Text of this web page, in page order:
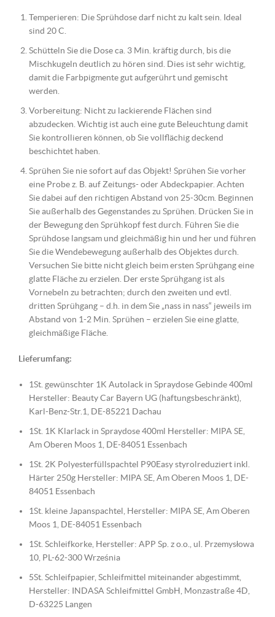
Temperieren: Die Sprühdose darf nicht zu kalt sein. Ideal
sind 20 C.
Schütteln Sie die Dose ca. 3 Min. kräftig durch, bis die
Mischkugeln deutlich zu hören sind. Dies ist sehr wichtig,
damit die Farbpigmente gut aufgerührt und gemischt
werden.
Vorbereitung: Nicht zu lackierende Flächen sind
abzudecken. Wichtig ist auch eine gute Beleuchtung damit
Sie kontrollieren können, ob Sie vollflächig deckend
beschichtet haben.
Sprühen Sie nie sofort auf das Objekt! Sprühen Sie vorher
eine Probe z. B. auf Zeitungs- oder Abdeckpapier. Achten
Sie dabei auf den richtigen Abstand von 25-30cm. Beginnen
Sie außerhalb des Gegenstandes zu Sprühen. Drücken Sie in
der Bewegung den Sprühkopf fest durch. Führen Sie die
Sprühdose langsam und gleichmäßig hin und her und führen
Sie die Wendebewegung außerhalb des Objektes durch.
Versuchen Sie bitte nicht gleich beim ersten Sprühgang eine
glatte Fläche zu erzielen. Der erste Sprühgang ist als
Vornebeln zu betrachten; durch den zweiten und evtl.
dritten Sprühgang – d.h. in dem Sie „nass in nass“ jeweils im
Abstand von 1-2 Min. Sprühen – erzielen Sie eine glatte,
gleichmäßige Fläche.
Lieferumfang:
1St. gewünschter 1K Autolack in Spraydose Gebinde 400ml
Hersteller: Beauty Car Bayern UG (haftungsbeschränkt),
Karl-Benz-Str.1, DE-85221 Dachau
1St. 1K Klarlack in Spraydose 400ml Hersteller: MIPA SE,
Am Oberen Moos 1, DE-84051 Essenbach
1St. 2K Polyesterfüllspachtel P90Easy styrolreduziert inkl.
Härter 250g Hersteller: MIPA SE, Am Oberen Moos 1, DE-
84051 Essenbach
1St. kleine Japanspachtel, Hersteller: MIPA SE, Am Oberen
Moos 1, DE-84051 Essenbach
1St. Schleifkorke, Hersteller: APP Sp. z o.o., ul. Przemysłowa
10, PL-62-300 Września
5St. Schleifpapier, Schleifmittel miteinander abgestimmt,
Hersteller: INDASA Schleifmittel GmbH, Monzastraße 4D,
D-63225 Langen